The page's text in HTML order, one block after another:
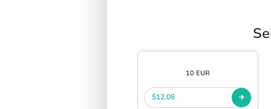
10 EUR
$12.08